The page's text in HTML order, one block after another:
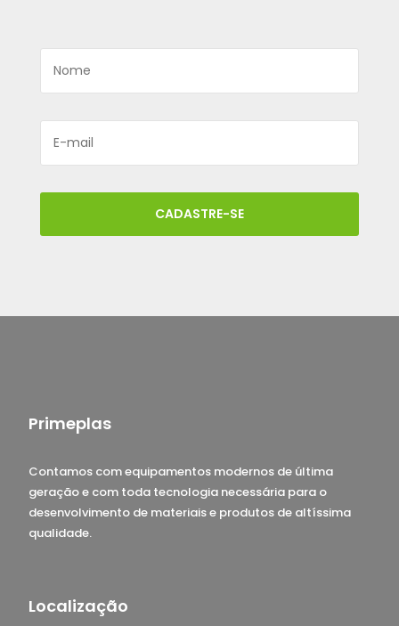
CADASTRE-SE
Primeplas
Contamos com equipamentos modernos de última
geração e com toda tecnologia necessária para o
desenvolvimento de materiais e produtos de altíssima
qualidade.
Localização